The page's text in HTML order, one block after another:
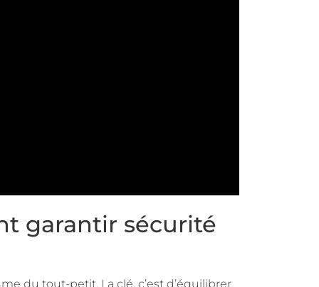
garantir sécurité
du tout-petit. La clé, c’est d’équilibrer